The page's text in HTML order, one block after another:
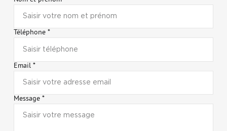
Téléphone *
Email *
Message *